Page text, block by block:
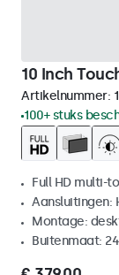
10 Inch
Artikelnummer:
100+ stuks
Full HD multi-
Aansluitingen:
Montage:
Buitenmaat: